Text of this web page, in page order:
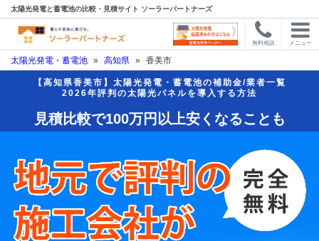
太陽光発電と蓄電池の比較・見積サイト ソーラーパートナーズ
無料相談 メニュー
太陽光発電・蓄電池 » 高知県 » 香美市
【高知県香美市】太陽光発電・蓄電池の補助金/業者一覧
2026年評判の太陽光パネルを導入する方法
見積比較で100万円以上安くなることも